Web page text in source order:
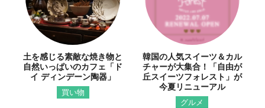
土を感じる素敵な焼き物と
自然いっぱいのカフェ「ド
イ ディンデーン陶器」
買い物
韓国の人気スイーツ＆カル
チャーが大集合！「自由が
丘スイーツフォレスト」が
今夏リニューアル
グルメ